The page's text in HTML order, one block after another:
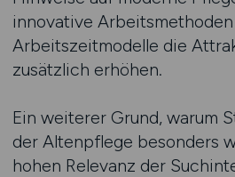
innovative
Arbeitszeitmodelle die
zusätzlich erhöhen.
Ein weiterer Grund, warum
der Altenpflege besonders
hohen Relevanz der